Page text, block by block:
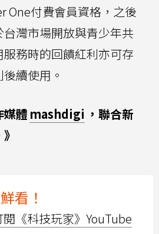
One付費會員資格，之後
灣市場開放與青少年共
務時的回饋紅利亦可存
續使用。
媒體 mashdigi ，聯合新
看！
閱《科技玩家》YouTube